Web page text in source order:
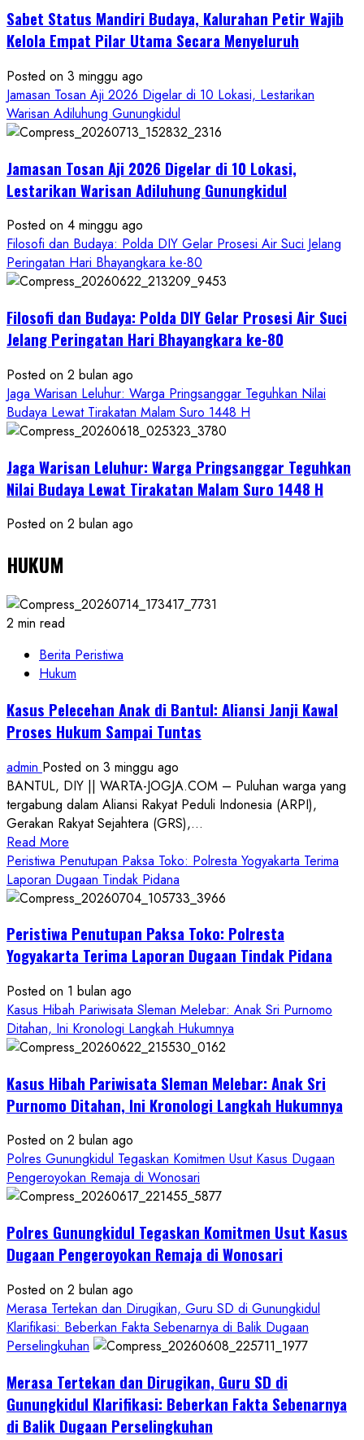
Nasional,
Ruwatan
Petilasan
Sendangwangi
Mohon
Restu
Hayuning
Bawono
Sabet Status Mandiri Budaya, Kalurahan Petir Wajib
Kelola Empat Pilar Utama Secara Menyeluruh
Posted on 3 minggu ago
Jamasan Tosan Aji 2026 Digelar di 10 Lokasi, Lestarikan
Warisan Adiluhung Gunungkidul
Jamasan Tosan Aji 2026 Digelar di 10 Lokasi,
Lestarikan Warisan Adiluhung Gunungkidul
Posted on 4 minggu ago
Filosofi dan Budaya: Polda DIY Gelar Prosesi Air Suci Jelang
Peringatan Hari Bhayangkara ke-80
Filosofi dan Budaya: Polda DIY Gelar Prosesi Air Suci
Jelang Peringatan Hari Bhayangkara ke-80
Posted on 2 bulan ago
Jaga Warisan Leluhur: Warga Pringsanggar Teguhkan Nilai
Budaya Lewat Tirakatan Malam Suro 1448 H
Jaga Warisan Leluhur: Warga Pringsanggar Teguhkan
Nilai Budaya Lewat Tirakatan Malam Suro 1448 H
Posted on 2 bulan ago
HUKUM
2 min read
Berita Peristiwa
Hukum
Kasus Pelecehan Anak di Bantul: Aliansi Janji Kawal
Proses Hukum Sampai Tuntas
admin Posted on 3 minggu ago
BANTUL, DIY || WARTA-JOGJA.COM – Puluhan warga yang
tergabung dalam Aliansi Rakyat Peduli Indonesia (ARPI),
Gerakan Rakyat Sejahtera (GRS),...
Read More
more
about
Kasus
Anak
di
Aliansi
Janji
Kawal
Proses
Sampai
Tuntas
Peristiwa Penutupan Paksa Toko: Polresta Yogyakarta Terima
Laporan Dugaan Tindak Pidana
Peristiwa Penutupan Paksa Toko: Polresta
Yogyakarta Terima Laporan Dugaan Tindak Pidana
Posted on 1 bulan ago
Kasus Hibah Pariwisata Sleman Melebar: Anak Sri Purnomo
Ditahan, Ini Kronologi Langkah Hukumnya
Kasus Hibah Pariwisata Sleman Melebar: Anak Sri
Purnomo Ditahan, Ini Kronologi Langkah Hukumnya
Posted on 2 bulan ago
Polres Gunungkidul Tegaskan Komitmen Usut Kasus Dugaan
Pengeroyokan Remaja di Wonosari
Polres Gunungkidul Tegaskan Komitmen Usut Kasus
Dugaan Pengeroyokan Remaja di Wonosari
Posted on 2 bulan ago
Merasa Tertekan dan Dirugikan, Guru SD di Gunungkidul
Klarifikasi: Beberkan Fakta Sebenarnya di Balik Dugaan
Perselingkuhan
Merasa Tertekan dan Dirugikan, Guru SD di
Gunungkidul Klarifikasi: Beberkan Fakta Sebenarnya
di Balik Dugaan Perselingkuhan